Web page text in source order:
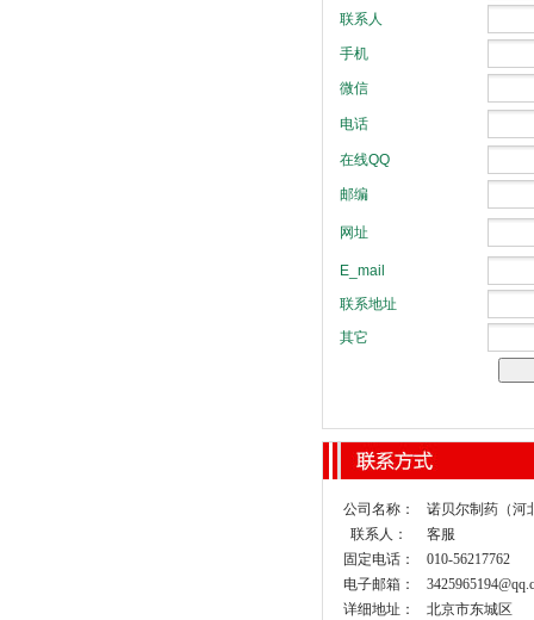
公司名称：
诺贝尔制药（河
联系人：
客服
固定电话：
010-56217762
电子邮箱：
详细地址：
北京市东城区